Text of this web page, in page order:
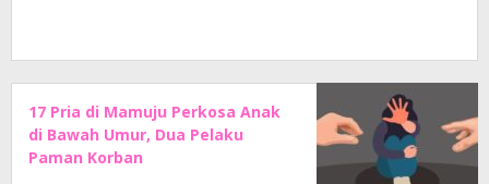
17 Pria di Mamuju Perkosa Anak
di Bawah Umur, Dua Pelaku
Paman Korban